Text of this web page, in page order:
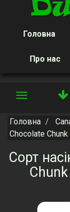
Головна
Про нас
Головна
Chocolate
Сорт